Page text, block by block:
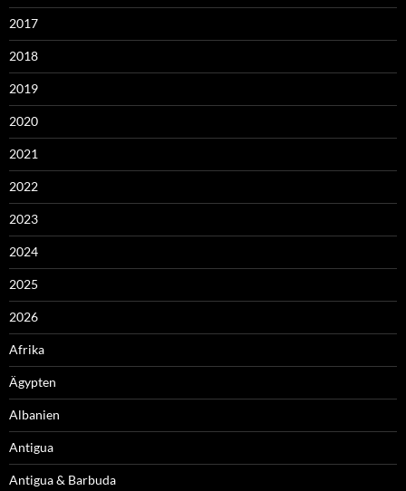
2017
2018
2019
2020
2021
2022
2023
2024
2025
2026
Afrika
Ägypten
Albanien
Antigua
Antigua & Barbuda